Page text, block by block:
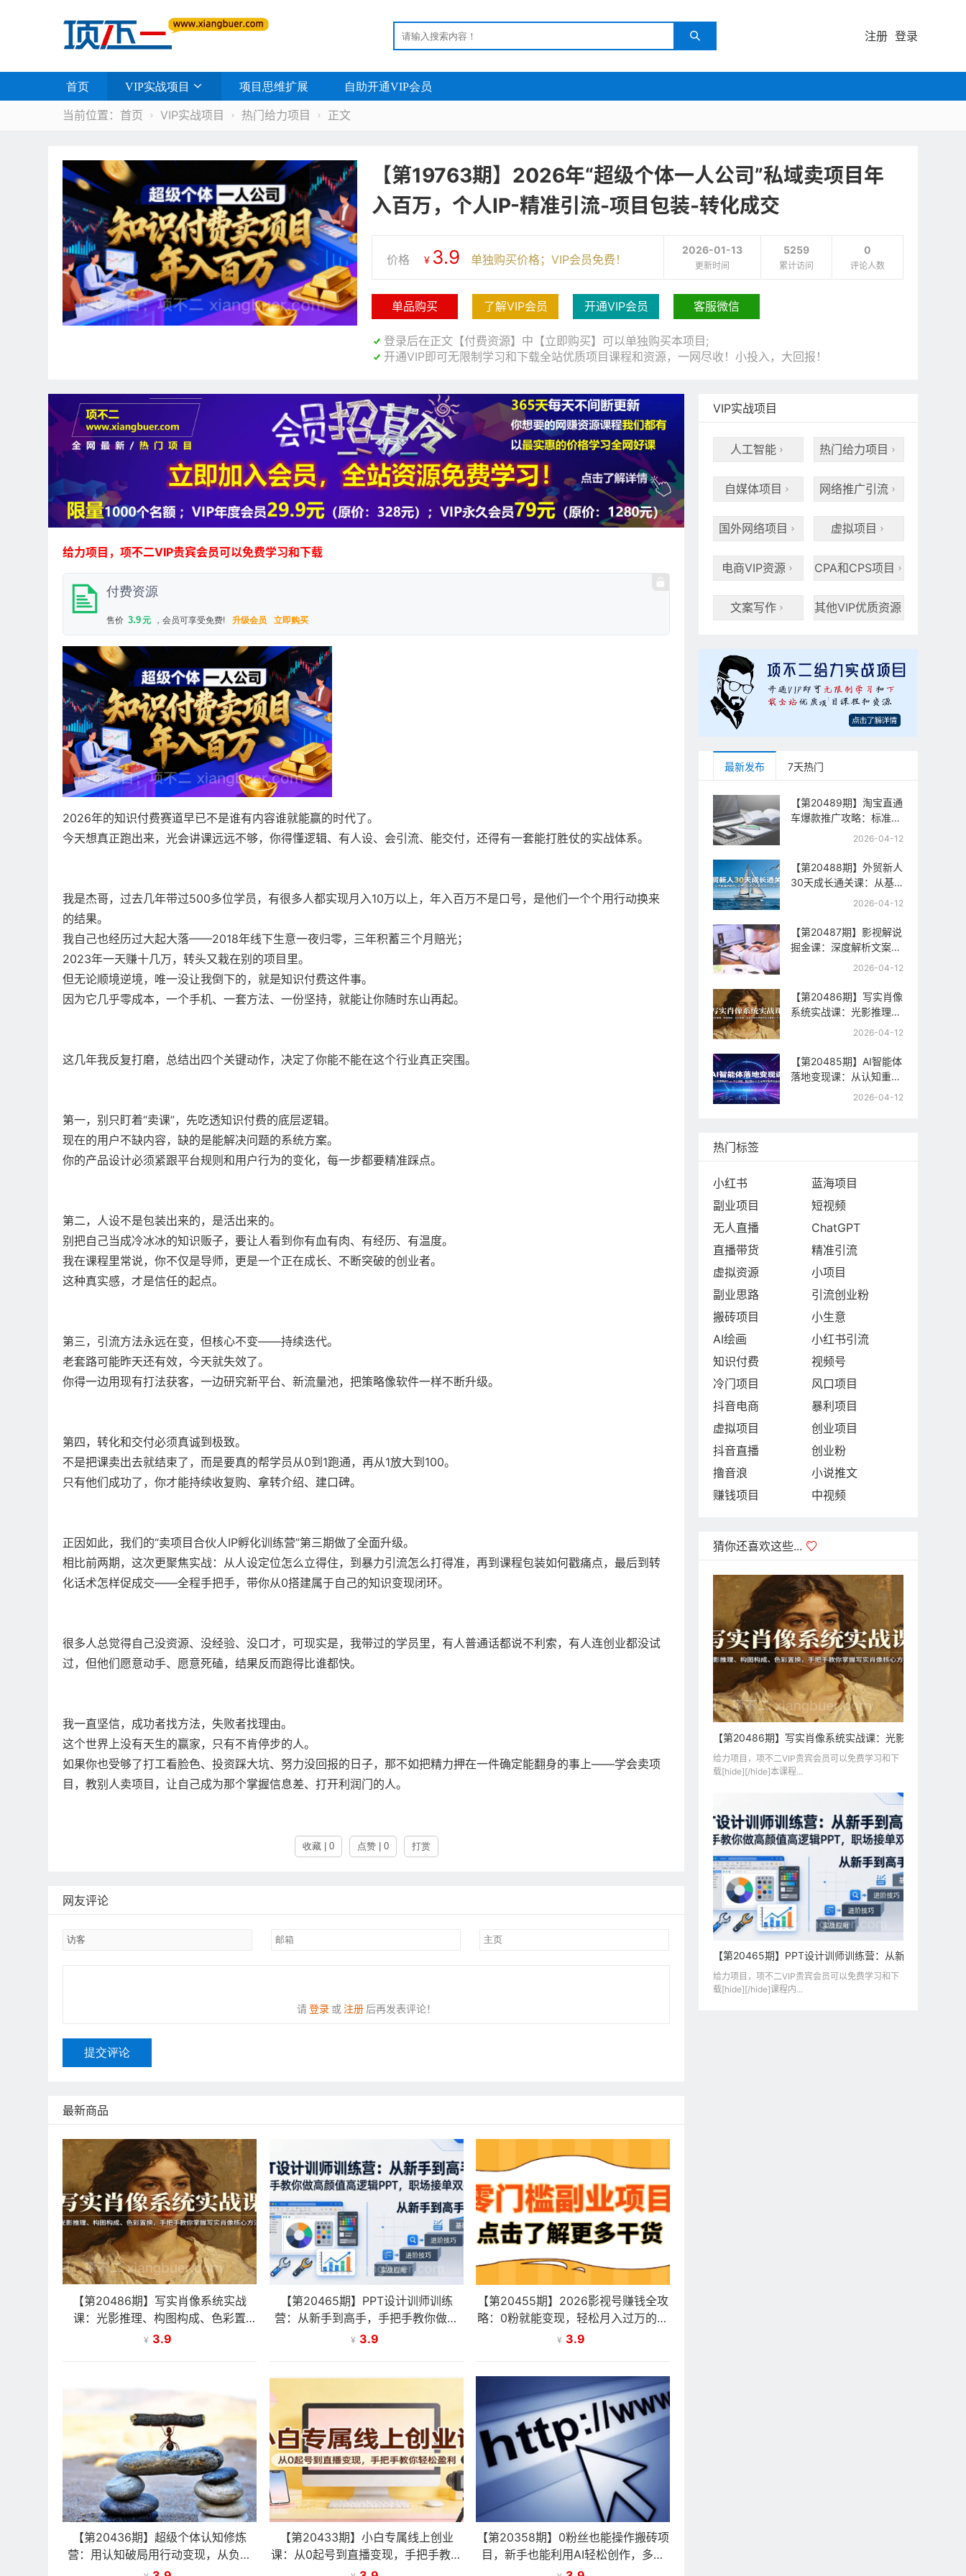
注册 登录

首页 VIP实战项目 项目思维扩展 自助开通VIP会员
当前位置： 首页  VIP实战项目  热门给力项目  正文
【第19763期】2026年“超级个体一人公司”私域卖项目年
入百万，个人IP-精准引流-项目包装-转化成交
价格 ¥ 3.9 单独购买价格；VIP会员免费！
0
评论人数
5259
累计访问
2026-01-13
更新时间
单品购买 了解VIP会员 开通VIP会员 客服微信
 登录后在正文【付费资源】中【立即购买】可以单独购买本项目;
 开通VIP即可无限制学习和下载全站优质项目课程和资源，一网尽收！小投入，大回报！
给力项目，项不二VIP贵宾会员可以免费学习和下载
付费资源
售价 3.9元 ，会员可享受免费! 升级会员 立即购买
2026年的知识付费赛道早已不是谁有内容谁就能赢的时代了。
今天想真正跑出来，光会讲课远远不够，你得懂逻辑、有人设、会引流、能交付，还得有一套能打胜仗的实战体系。
我是杰哥，过去几年带过500多位学员，有很多人都实现月入10万以上，年入百万不是口号，是他们一个个用行动换来
的结果。
我自己也经历过大起大落——2018年线下生意一夜归零，三年积蓄三个月赔光；
2023年一天赚十几万，转头又栽在别的项目里。
但无论顺境逆境，唯一没让我倒下的，就是知识付费这件事。
因为它几乎零成本，一个手机、一套方法、一份坚持，就能让你随时东山再起。
这几年我反复打磨，总结出四个关键动作，决定了你能不能在这个行业真正突围。
第一，别只盯着“卖课”，先吃透知识付费的底层逻辑。
现在的用户不缺内容，缺的是能解决问题的系统方案。
你的产品设计必须紧跟平台规则和用户行为的变化，每一步都要精准踩点。
第二，人设不是包装出来的，是活出来的。
别把自己当成冷冰冰的知识贩子，要让人看到你有血有肉、有经历、有温度。
我在课程里常说，你不仅是导师，更是一个正在成长、不断突破的创业者。
这种真实感，才是信任的起点。
第三，引流方法永远在变，但核心不变——持续迭代。
老套路可能昨天还有效，今天就失效了。
你得一边用现有打法获客，一边研究新平台、新流量池，把策略像软件一样不断升级。
第四，转化和交付必须真诚到极致。
不是把课卖出去就结束了，而是要真的帮学员从0到1跑通，再从1放大到100。
只有他们成功了，你才能持续收复购、拿转介绍、建口碑。
正因如此，我们的“卖项目合伙人IP孵化训练营”第三期做了全面升级。
相比前两期，这次更聚焦实战：从人设定位怎么立得住，到暴力引流怎么打得准，再到课程包装如何戳痛点，最后到转
化话术怎样促成交——全程手把手，带你从0搭建属于自己的知识变现闭环。
很多人总觉得自己没资源、没经验、没口才，可现实是，我带过的学员里，有人普通话都说不利索，有人连创业都没试
过，但他们愿意动手、愿意死磕，结果反而跑得比谁都快。
我一直坚信，成功者找方法，失败者找理由。
这个世界上没有天生的赢家，只有不肯停步的人。
如果你也受够了打工看脸色、投资踩大坑、努力没回报的日子，那不如把精力押在一件确定能翻身的事上——学会卖项
目，教别人卖项目，让自己成为那个掌握信息差、打开利润门的人。
收藏 | 0 点赞 | 0 打赏
网友评论
请 登录 或 注册 后再发表评论！
提交评论
最新商品
【第20486期】写实肖像系统实战
课：光影推理、构图构成、色彩置
换，手把手教你掌握写实肖像核心方
¥ 3.9
【第20465期】PPT设计训师训练
营：从新手到高手，手把手教你做高
颜值高逻辑PPT，职场接单双提升
¥ 3.9
【第20455期】2026影视号赚钱全攻
略：0粉就能变现，轻松月入过万的秘
诀都在这~
¥ 3.9
【第20436期】超级个体认知修炼
营：用认知破局用行动变现，从负债
百万到月入6位数实战路径
【第20433期】小白专属线上创业
课：从0起号到直播变现，手把手教你
轻松盈利
【第20358期】0粉丝也能操作搬砖项
目，新手也能利用AI轻松创作，多元
化变现月收益5000+
VIP实战项目
人工智能  热门给力项目 
自媒体项目  网络推广引流 
国外网络项目  虚拟项目 
电商VIP资源  CPA和CPS项目 
文案写作  其他VIP优质资源
最新发布 7天热门
【第20489期】淘宝直通
车爆款推广攻略：标准计
划+人群打法+全站推
与流量
2026-04-12
【第20488期】外贸新人
30天成长通关课：从基
础准备到平台运营，从零
2026-04-12
【第20487期】影视解说
掘金课：深度解析文案逻
辑、槽点设计与推流机
2026-04-12
【第20486期】写实肖像
系统实战课：光影推理、
构图构成、色彩置换，手
心方法
2026-04-12
【第20485期】AI智能体
落地变现课：从认知重构
到Coze平台实操，精通
2026-04-12
热门标签
小红书
蓝海项目
副业项目
短视频
无人直播
ChatGPT
直播带货
精准引流
虚拟资源
小项目
副业思路
引流创业粉
搬砖项目
小生意
AI绘画
小红书引流
知识付费
视频号
冷门项目
风口项目
抖音电商
暴利项目
虚拟项目
创业项目
抖音直播
创业粉
撸音浪
小说推文
赚钱项目
中视频
猜你还喜欢这些... 
【第20486期】写实肖像系统实战课：光影推理、构图
给力项目，项不二VIP贵宾会员可以免费学习和下
载[hide][/hide]本课程...
【第20465期】PPT设计训师训练营：从新手到高手，
给力项目，项不二VIP贵宾会员可以免费学习和下
载[hide][/hide]课程内...